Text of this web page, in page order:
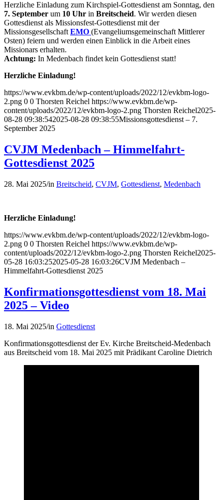
Herzliche Einladung zum Kirchspiel-Gottesdienst am Sonntag, den
7. September um 10 Uhr in Breitscheid. Wir werden diesen
Gottesdienst als Missionsfest-Gottesdienst mit der
MissionsgesellschaftEMO (Evangeliumsgemeinschaft Mittlerer
Osten) feiern und werden einen Einblick in die Arbeit eines
Missionars erhalten.
Achtung: In Medenbach findet kein Gottesdienst statt!
Herzliche Einladung!
https://www.evkbm.de/wp-content/uploads/2022/12/evkbm-logo-
2.png 0 0 Thorsten Reichel https://www.evkbm.de/wp-
content/uploads/2022/12/evkbm-logo-2.png Thorsten Reichel2025-
08-28 09:38:542025-08-28 09:38:55Missionsgottesdienst – 7.
September 2025
CVJM Medenbach – Himmelfahrt-
Gottesdienst 2025
28. Mai 2025/in Breitscheid, CVJM, Gottesdienst, Medenbach
Herzliche Einladung!
https://www.evkbm.de/wp-content/uploads/2022/12/evkbm-logo-
2.png 0 0 Thorsten Reichel https://www.evkbm.de/wp-
content/uploads/2022/12/evkbm-logo-2.png Thorsten Reichel2025-
05-28 16:03:252025-05-28 16:03:26CVJM Medenbach –
Himmelfahrt-Gottesdienst 2025
Konfirmationsgottesdienst vom 18. Mai
2025 – Video
18. Mai 2025/in Gottesdienst
Konfirmationsgottesdienst der Ev. Kirche Breitscheid-Medenbach
aus Breitscheid vom 18. Mai 2025 mit Prädikant Caroline Dietrich